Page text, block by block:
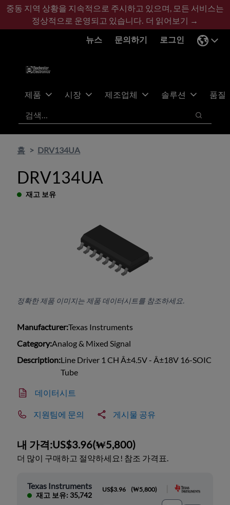
기
콘
바
글
중동 지역 상황을 지속적으로 주시하고 있으며, 모든 서비스는
정상적으로 운영되고 있습니다. 더 읽어보기 →
뉴스
문의하기 로그인
제품 시장 제조업체 솔루션
품질
검색
검색
홈 DRV134UA
DRV134UA
재고 보유
정확한 제품 이미지는 제품 데이터시트를 참조하세요.
Manufacturer:Texas Instruments
Category:Analog & Mixed Signal
Description:Line Driver 1 CH Â±4.5V - Â±18V 16-SOIC
Tube
데이터시트
지원팀에 문의 게시물 공유
내 가격:US$3.96(₩5,800)
더 많이 구매하고 절약하세요! 참조 가격표.
Texas Instruments
재고 보유: 35,742
US$3.96 (₩5,800)